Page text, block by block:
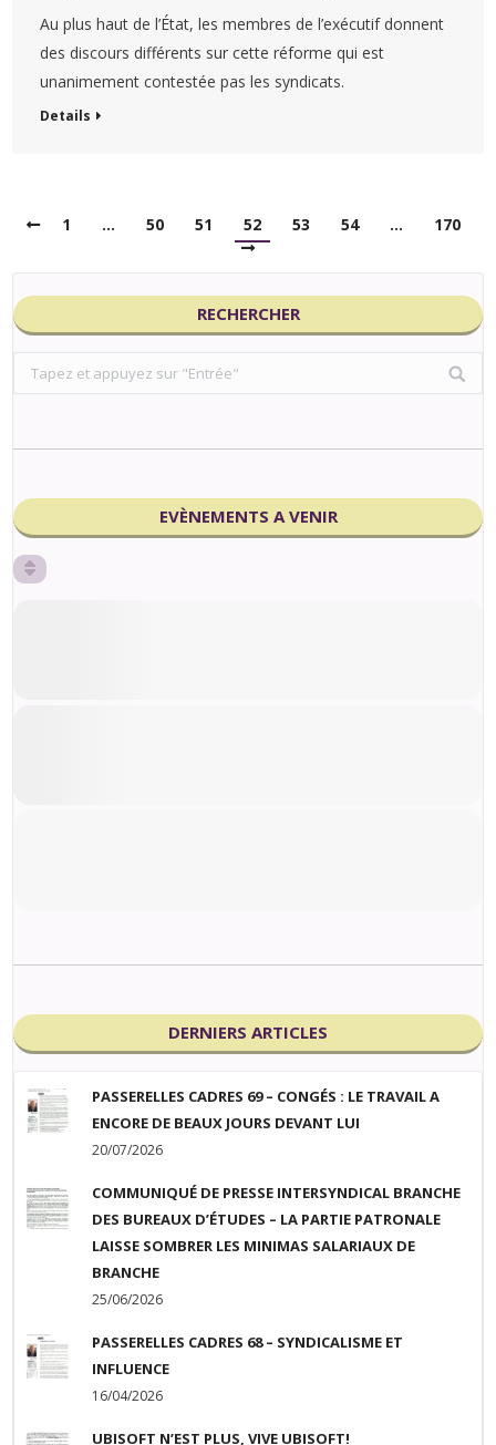
Au plus haut de l’État, les membres de l’exécutif donnent
des discours différents sur cette réforme qui est
unanimement contestée pas les syndicats.
Details
1 … 50 51 52 53 54 … 170
RECHERCHER
Search:
EVÈNEMENTS A VENIR
DERNIERS ARTICLES
PASSERELLES CADRES 69 – CONGÉS : LE TRAVAIL A
ENCORE DE BEAUX JOURS DEVANT LUI
20/07/2026
COMMUNIQUÉ DE PRESSE INTERSYNDICAL BRANCHE
DES BUREAUX D’ÉTUDES – LA PARTIE PATRONALE
LAISSE SOMBRER LES MINIMAS SALARIAUX DE
BRANCHE
25/06/2026
PASSERELLES CADRES 68 – SYNDICALISME ET
INFLUENCE
16/04/2026
UBISOFT N’EST PLUS, VIVE UBISOFT!